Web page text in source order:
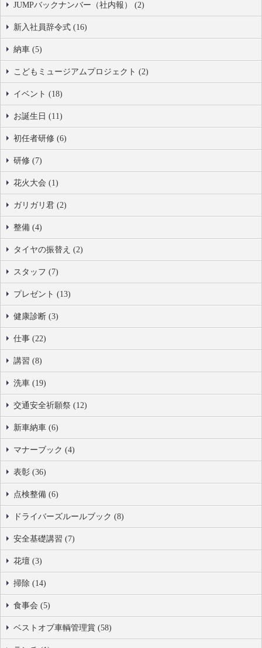
JUMPバックナンバー（社内報） (2)
新入社員辞令式 (16)
納車 (5)
こどもミュージアムプロジェクト (2)
イベント (18)
お誕生日 (11)
初任者研修 (6)
研修 (7)
花火大会 (1)
ガリガリ君 (2)
整備 (4)
タイヤの振替え (2)
スタッフ (7)
プレゼント (13)
健康診断 (3)
仕事 (22)
講習 (8)
洗車 (19)
交通安全祈願祭 (12)
新車納車 (6)
マナーブック (4)
表彰 (36)
点検整備 (6)
ドライバーズルールブック (8)
安全基礎講習 (7)
花壇 (3)
掃除 (14)
食事会 (5)
ベストオブ車輌管理賞 (58)